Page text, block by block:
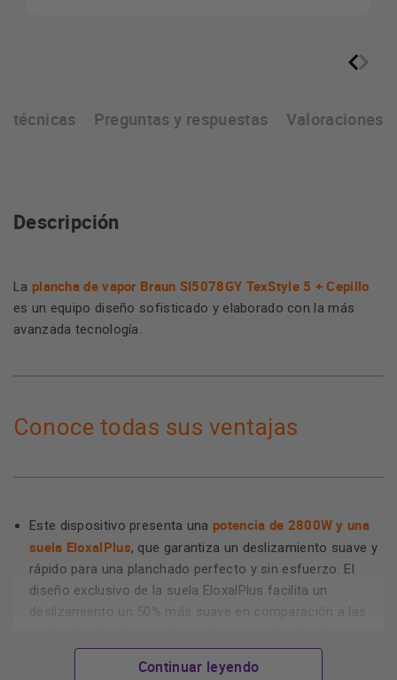
técnicas Preguntas y respuestas Valoraciones
Descripción
La plancha de vapor Braun SI5078GY TexStyle 5 + Cepillo
es un equipo diseño sofisticado y elaborado con la más
avanzada tecnología.
Conoce todas sus ventajas
Este dispositivo presenta una potencia de 2800W y una
suela EloxalPlus, que garantiza un deslizamiento suave y
rápido para una planchado perfecto y sin esfuerzo. El
diseño exclusivo de la suela EloxalPlus facilita un
deslizamiento un 50% más suave en comparación a las
planchado en una tarea más rápida y menos fatigosa.
Continuar leyendo